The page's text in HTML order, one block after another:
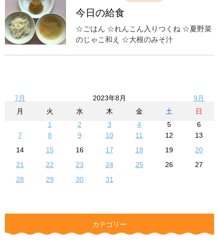
今日の給食
☆ごはん ☆れんこん入りつくね ☆夏野菜
のじゃこ和え ☆大根のみそ汁
7月 2023年8月
9月
月
火 水 木 金 土
日
1
2 3 4 5
6
7
8 9 10 11 12
13
14
15 16 17 18 19
20
21
22 23 24 25 26
27
28
29 30 31
カテゴリー